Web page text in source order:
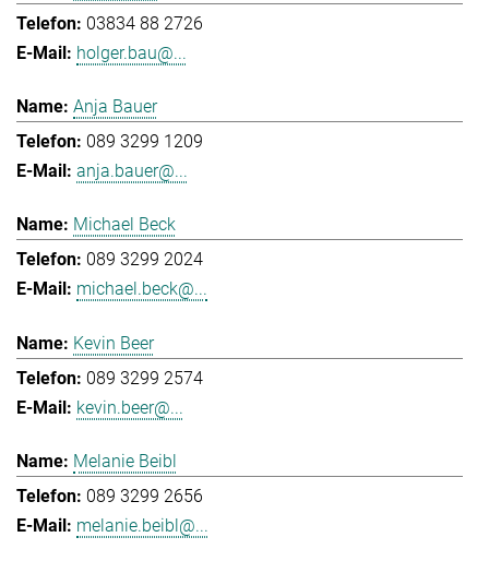
03834 88 2726
holger.bau@...
Anja Bauer
089 3299 1209
anja.bauer@...
Michael Beck
089 3299 2024
michael.beck@...
Kevin Beer
089 3299 2574
kevin.beer@...
Melanie Beibl
089 3299 2656
melanie.beibl@...